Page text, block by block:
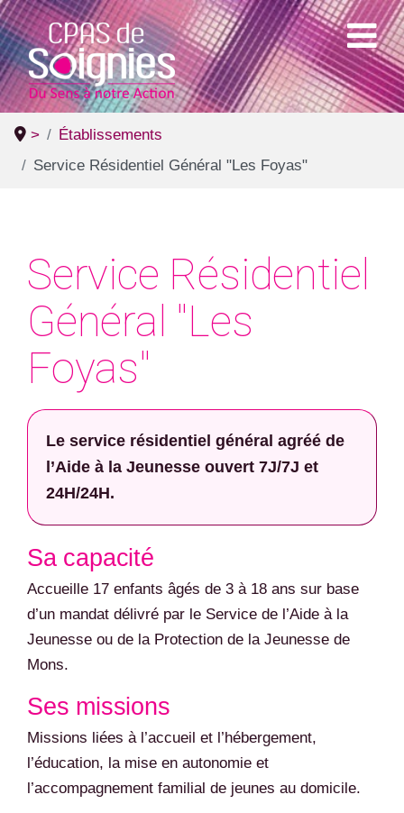
>
Établissements
Service Résidentiel Général "Les Foyas"
Service Résidentiel
Général "Les
Foyas"
Le service résidentiel général agréé de
l’Aide à la Jeunesse ouvert 7J/7J et
24H/24H.
Sa capacité
Accueille 17 enfants âgés de 3 à 18 ans sur base
d’un mandat délivré par le Service de l’Aide à la
Jeunesse ou de la Protection de la Jeunesse de
Mons.
Ses missions
Missions liées à l’accueil et l’hébergement,
l’éducation, la mise en autonomie et
l’accompagnement familial de jeunes au domicile.